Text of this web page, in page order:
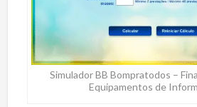
Simulador BB Bompratodos –
Equipamentos de